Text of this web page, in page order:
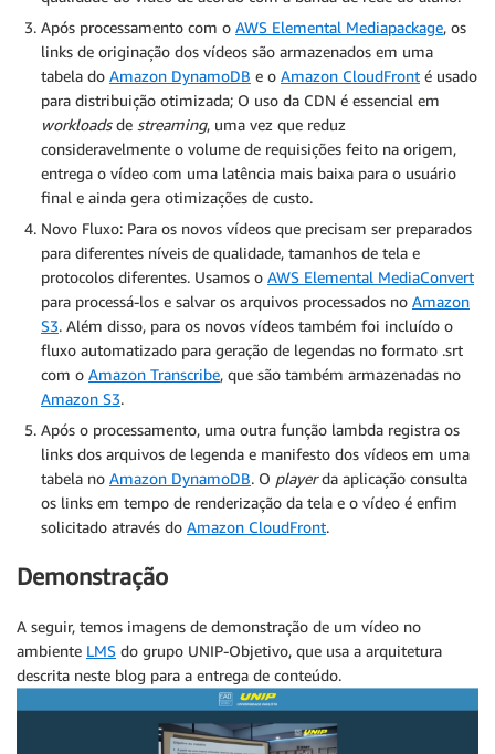
Após processamento com o AWS Elemental Mediapackage, os
links de originação dos vídeos são armazenados em uma
tabela do Amazon DynamoDB e o Amazon CloudFront é usado
para distribuição otimizada; O uso da CDN é essencial em
workloadsde streaming, uma vez que reduz
consideravelmente o volume de requisições feito na origem,
entrega o vídeo com uma latência mais baixa para o usuário
final e ainda gera otimizações de custo.
Novo Fluxo: Para os novos vídeos que precisam ser preparados
para diferentes níveis de qualidade, tamanhos de tela e
protocolos diferentes. Usamos o AWS Elemental MediaConvert
para processá-los e salvar os arquivos processados no Amazon
S3. Além disso, para os novos vídeos também foi incluído o
fluxo automatizado para geração de legendas no formato .srt
com o Amazon Transcribe, que são também armazenadas no
Amazon S3.
Após o processamento, uma outra função lambda registra os
links dos arquivos de legenda e manifesto dos vídeos em uma
tabela no Amazon DynamoDB. O playerda aplicação consulta
os links em tempo de renderização da tela e o vídeo é enfim
solicitado através do Amazon CloudFront.
Demonstração
A seguir, temos imagens de demonstração de um vídeo no
ambiente LMS do grupo UNIP-Objetivo, que usa a arquitetura
descrita neste blog para a entrega de conteúdo.